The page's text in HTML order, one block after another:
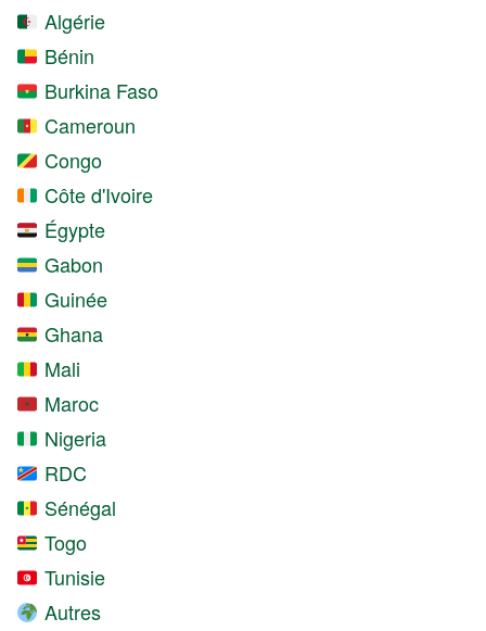
Algérie
Bénin
Burkina Faso
Cameroun
Congo
Côte d'Ivoire
Égypte
Gabon
Guinée
Ghana
Mali
Maroc
Nigeria
RDC
Sénégal
Togo
Tunisie
Autres